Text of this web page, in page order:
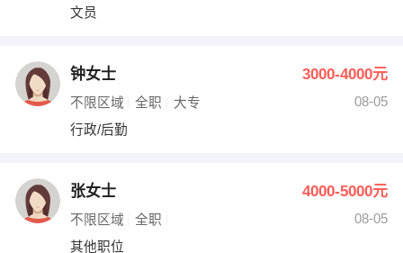
文员
钟女士 3000-4000元
不限区域 全职 大专
08-05
行政/后勤
张女士 4000-5000元
不限区域 全职
08-05
其他职位